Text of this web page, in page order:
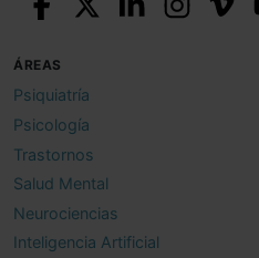
ÁREAS
Psiquiatría
Psicología
Trastornos
Salud Mental
Neurociencias
Inteligencia Artificial